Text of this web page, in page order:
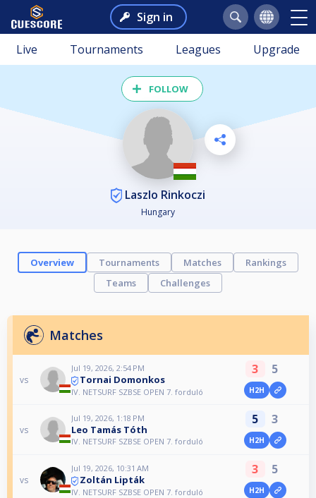
Sign in
Live Tournaments Leagues Upgrade
FOLLOW
Laszlo Rinkoczi
Hungary
Overview Tournaments Matches
Rankings
Teams
Challenges
Matches
vs
Jul 19, 2026, 2:54 PM
Tornai Domonkos
IV. NETSURF SZBSE OPEN 7. forduló
3 5
H2H
vs
Jul 19, 2026, 1:18 PM
Leo Tamás Tóth
IV. NETSURF SZBSE OPEN 7. forduló
5 3
H2H
vs
Jul 19, 2026, 10:31 AM
Zoltán Lipták
IV. NETSURF SZBSE OPEN 7. forduló
3 5
H2H